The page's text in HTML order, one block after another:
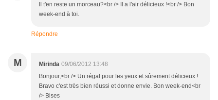
Il t'en reste un morceau?<br /> Il a l'air délicieux !<br /> Bon
week-end à toi.
Répondre
M Mirinda 09/06/2012 13:48
Bonjour,<br /> Un régal pour les yeux et sûrement délicieux !
Bravo c'est très bien réussi et donne envie. Bon week-end<br
/> Bises